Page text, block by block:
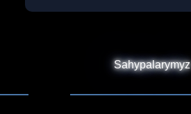
Sahypalarymyz